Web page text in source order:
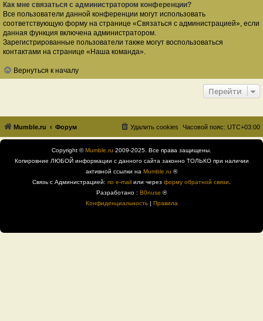
Как мне связаться с администратором конференции?
Все пользователи данной конференции могут использовать
соответствующую форму на странице «Связаться с администрацией», если
данная функция включена администратором.
Зарегистрированные пользователи также могут воспользоваться
контактами на странице «Наша команда».
Вернуться к началу
Перейти
Mumble.ru Форум Часовой пояс: UTC+03:00
Удалить cookies
Copyright ©Mumble.ru 2009-2025. Все права защищены.
Копировние ЛЮБОЙ информации с данного сайта законно ТОЛЬКО при наличии
активной ссылки на Mumble.ru ®
Связь с Администрацией: по e-mail или через форму обратной связи
Разработано : B0nuse ®
Конфиденциальность| Правила